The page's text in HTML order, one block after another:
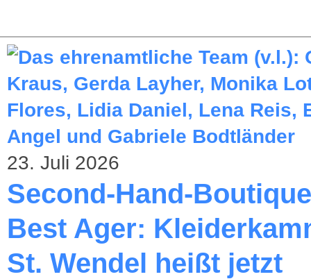
23. Juli 2026
Second-Hand-
Best Ager:
St. Wendel heißt jetzt